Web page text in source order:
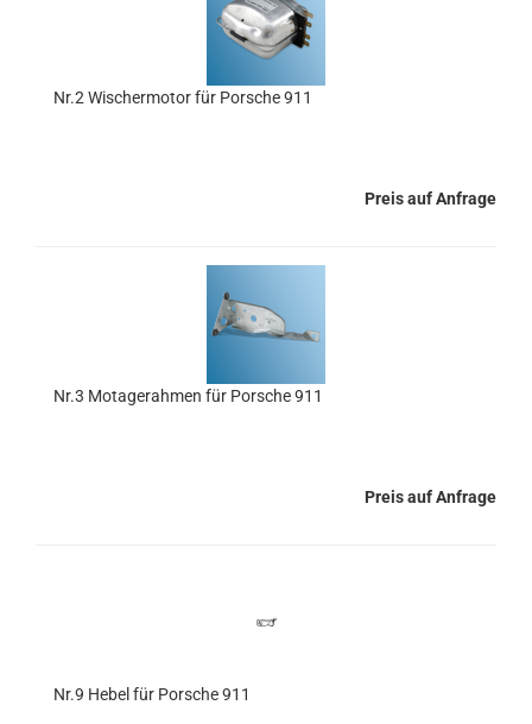
Nr.2 Wischermotor für Porsche 911
Preis auf Anfrage
Nr.3 Motagerahmen für Porsche 911
Preis auf Anfrage
Nr.9 Hebel für Porsche 911